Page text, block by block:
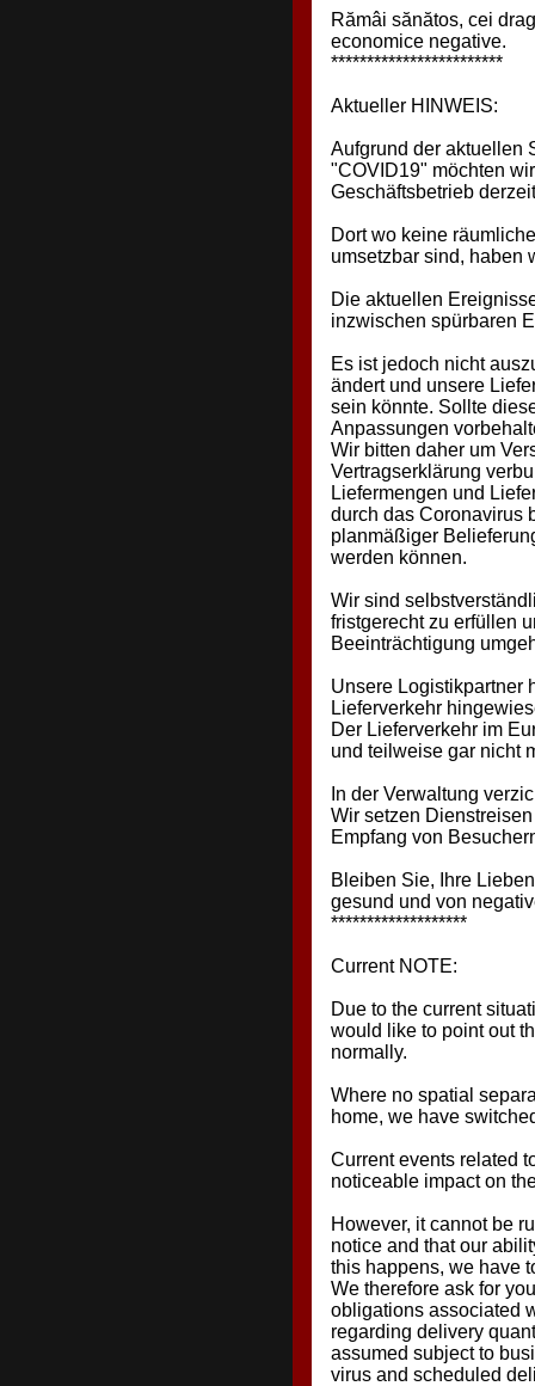
Rămâi sănătos, cei
economice negative.
************************
Aktueller HINWEIS:
Aufgrund der aktuellen
"COVID19" möchten
Geschäftsbetrieb
Dort wo keine
umsetzbar sind, haben
Die aktuellen
inzwischen spürbaren
Es ist jedoch nicht
ändert und unsere
sein könnte. Sollte
Anpassungen
Wir bitten daher um
Vertragserklärung
Liefermengen und
durch das Coronavirus
planmäßiger
werden können.
Wir sind
fristgerecht zu erfüllen
Beeinträchtigung
Unsere Logistikpartner
Lieferverkehr
Der Lieferverkehr im
und teilweise gar nicht
In der Verwaltung
Wir setzen
Empfang von
Bleiben Sie, Ihre
gesund und von
*******************
Current NOTE:
Due to the current
would like to point out
normally.
Where no spatial
home, we have
Current events related
noticeable impact on
However, it cannot be
notice and that our
this happens, we have
We therefore ask for
obligations associated
regarding delivery
assumed subject to
virus and scheduled